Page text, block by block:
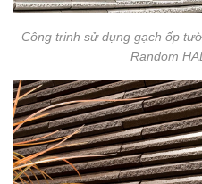
Công trinh sử dụng gạch ốp
Random